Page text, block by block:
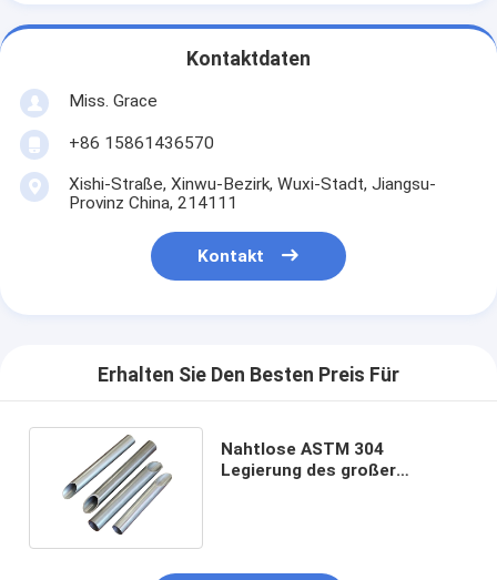
Kontaktdaten
Miss. Grace
+86 15861436570
Xishi-Straße, Xinwu-Bezirk, Wuxi-Stadt, Jiangsu-
Provinz China, 214111
Kontakt
Erhalten Sie Den Besten Preis Für
Nahtlose ASTM 304
Legierung des großer